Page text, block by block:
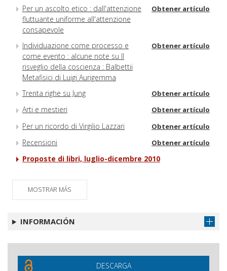
Per un ascolto etico : dall'attenzione
fluttuante uniforme all'attenzione
consapevole
Obtener artículo
Individuazione come processo e
come evento : alcune note su Il
risveglio della coscienza : Balbettii
Metafisici di Luigi Aurigemma
Obtener artículo
Trenta righe su Jung Obtener artículo
Arti e mestieri Obtener artículo
Per un ricordo di Virgilio Lazzari Obtener artículo
Recensioni Obtener artículo
Proposte di libri, luglio-dicembre 2010
MOSTRAR MÁS
INFORMACIÓN
DESCARGA